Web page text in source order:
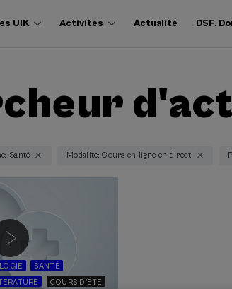
UIK Activités Actualité DSF.
Santé Modalite: Cours en ligne en direct
SANTÉ
COURS D'ÉTÉ